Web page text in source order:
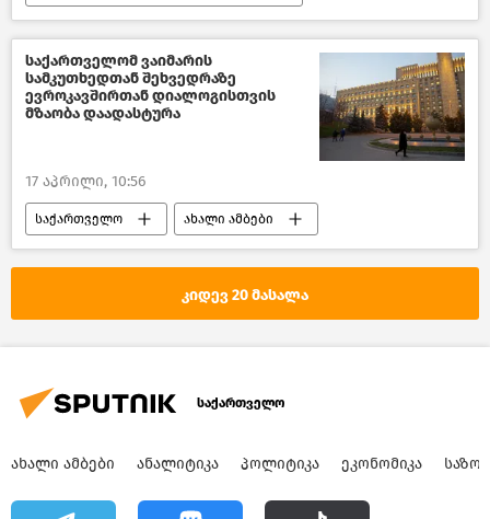
საქართველო ახალი ამბები
საქართველოს ეკონომიკა ეკონომიკა
საქართველომ ვაიმარის
სამკუთხედთან შეხვედრაზე
ევროკავშირთან დიალოგისთვის
მზაობა დაადასტურა
17 აპრილი, 10:56
საქართველო ახალი ამბები
საქართველო-ევროკავშირის ურთიერთობები
პოლიტიკა საქართველოში
საქართველოს საგარეო პოლიტიკა
კიდევ 20 მასალა
საქართველო
ᲐᲮᲐᲚᲘ ᲐᲛᲑᲔᲑᲘ ᲐᲜᲐᲚᲘᲢᲘᲙᲐ ᲞᲝᲚᲘᲢᲘᲙᲐ ᲔᲙᲝᲜᲝᲛᲘᲙᲐ